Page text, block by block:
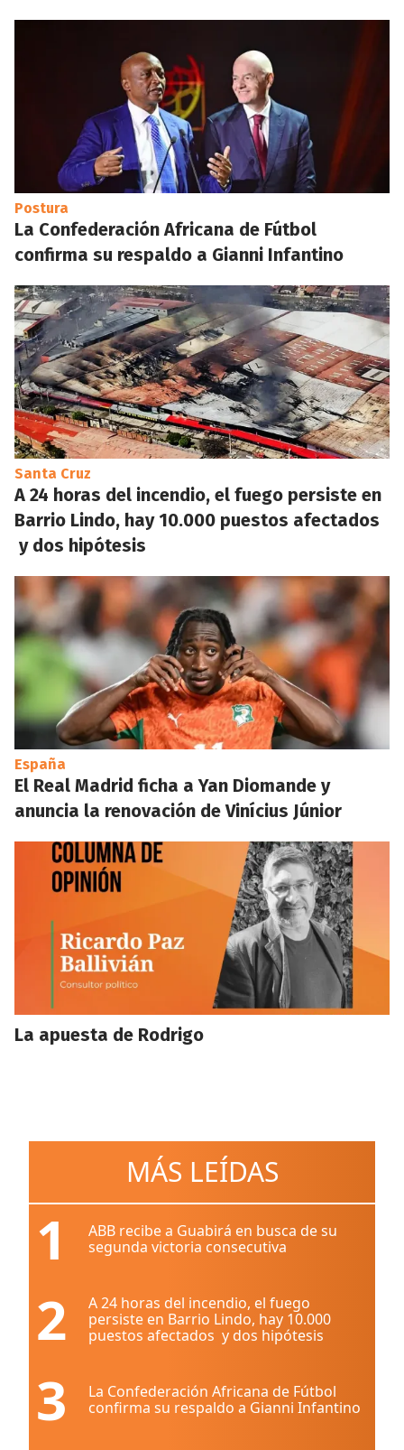
Postura
La Confederación Africana de Fútbol
confirma su respaldo a Gianni Infantino
Santa Cruz
A 24 horas del incendio, el fuego persiste en
Barrio Lindo, hay 10.000 puestos afectados
y dos hipótesis
España
El Real Madrid ficha a Yan Diomande y
anuncia la renovación de Vinícius Júnior
La apuesta de Rodrigo
MÁS LEÍDAS
1
ABB recibe a Guabirá en busca de su
segunda victoria consecutiva
2
A 24 horas del incendio, el fuego
persiste en Barrio Lindo, hay 10.000
puestos afectados y dos hipótesis
3
La Confederación Africana de Fútbol
confirma su respaldo a Gianni Infantino